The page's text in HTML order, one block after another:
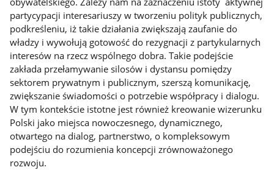
partycypacji interesariuszy w tworzeniu polityk publicznych,
podkreśleniu, iż takie działania zwiększają zaufanie do
władzy i wywołują gotowość do rezygnacji z partykularnych
interesów na rzecz wspólnego dobra. Takie podejście
zakłada przełamywanie silosów i dystansu pomiędzy
sektorem prywatnym i publicznym, szerszą komunikację,
zwiększanie świadomości o potrzebie współpracy i dialogu.
W tym kontekście istotne jest również kreowanie wizerunku
Polski jako miejsca nowoczesnego, dynamicznego,
otwartego na dialog, partnerstwo, o kompleksowym
podejściu do rozumienia koncepcji zrównoważonego
rozwoju.